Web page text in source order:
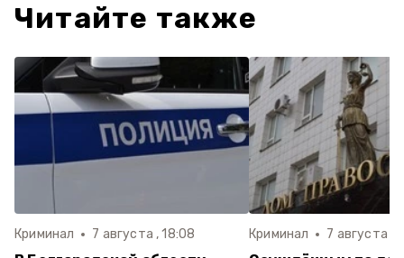
Читайте также
Криминал 7 августа , 18:08 Криминал 7 августа ,